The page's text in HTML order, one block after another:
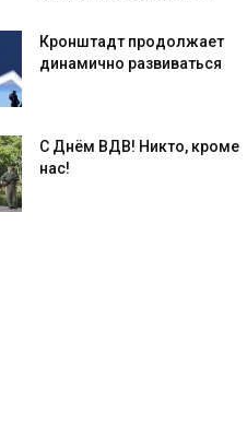
Кронштадт продолжает
динамично развиваться
С Днём ВДВ! Никто, кроме
нас!